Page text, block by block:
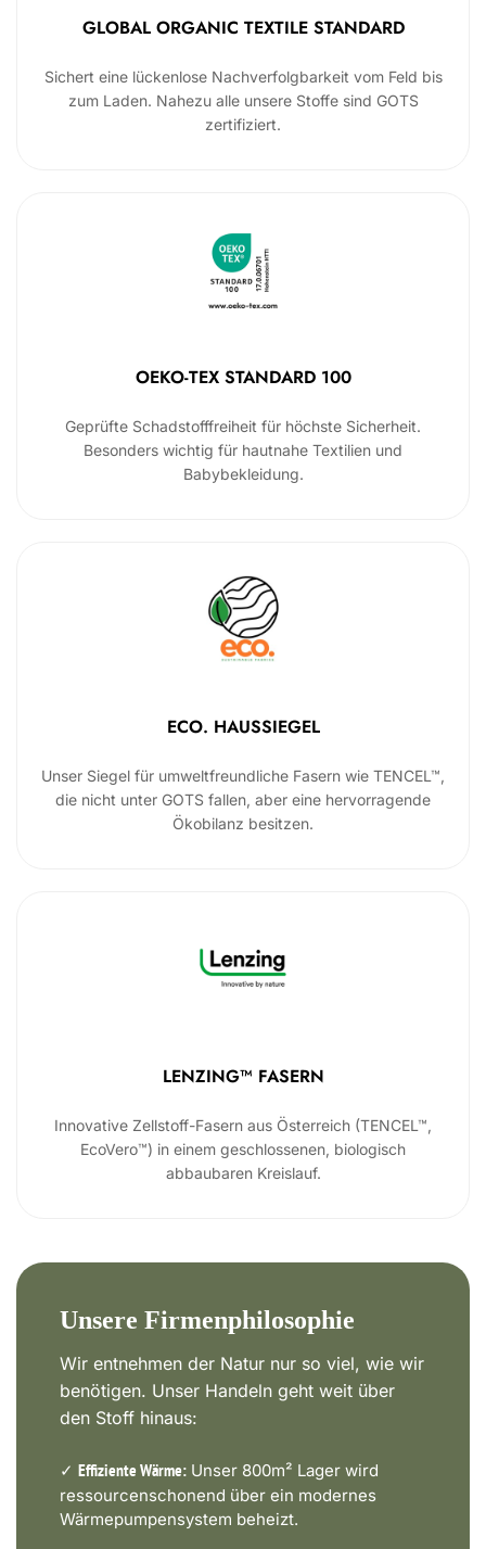
GLOBAL ORGANIC TEXTILE STANDARD
Sichert eine lückenlose Nachverfolgbarkeit vom Feld bis
zum Laden. Nahezu alle unsere Stoffe sind GOTS
zertifiziert.
OEKO-TEX STANDARD 100
Geprüfte Schadstofffreiheit für höchste Sicherheit.
Besonders wichtig für hautnahe Textilien und
Babybekleidung.
ECO. HAUSSIEGEL
Unser Siegel für umweltfreundliche Fasern wie TENCEL™,
die nicht unter GOTS fallen, aber eine hervorragende
Ökobilanz besitzen.
LENZING™ FASERN
Innovative Zellstoff-Fasern aus Österreich (TENCEL™,
EcoVero™) in einem geschlossenen, biologisch
abbaubaren Kreislauf.
Unsere Firmenphilosophie
Wir entnehmen der Natur nur so viel, wie wir
benötigen. Unser Handeln geht weit über
den Stoff hinaus:
✓ Effiziente Wärme: Unser 800m² Lager wird
ressourcenschonend über ein modernes
Wärmepumpensystem beheizt.